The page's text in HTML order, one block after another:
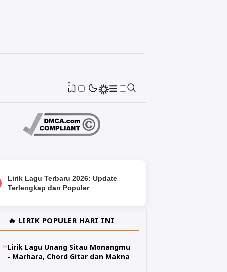
0
Lirik Lagu Terbaru 2026: Update
Terlengkap dan Populer
🔥 LIRIK POPULER HARI INI
Lirik Lagu Unang Sitau Monangmu
- Marhara, Chord Gitar dan Makna